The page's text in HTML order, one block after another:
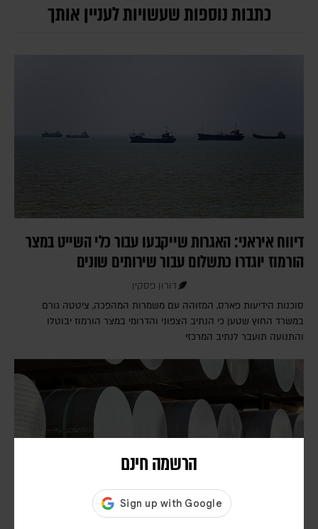
הרשמה חינם
כתבות נוספות שעשויות לעניין אותך
דיווח איראני: האגרות שייקבעו עבור כלי השייט במצר
הורמוז יוגדרו כתשלום עבור שירותים שונים
דורון פסקין
סוכנות הידיעות פארס, המזוהה עם משמרות המהפכה, ציטטה גורם
במשרד החוץ שטען כי הנתיב הצפוני והדרומי במצר הורמוז יבוטלו
והתנועה תועבר לנתיב המרכזי